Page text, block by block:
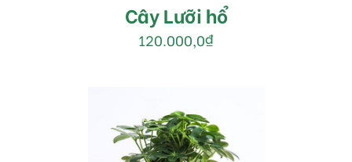
Cây Lưỡi hổ
120.000,0₫